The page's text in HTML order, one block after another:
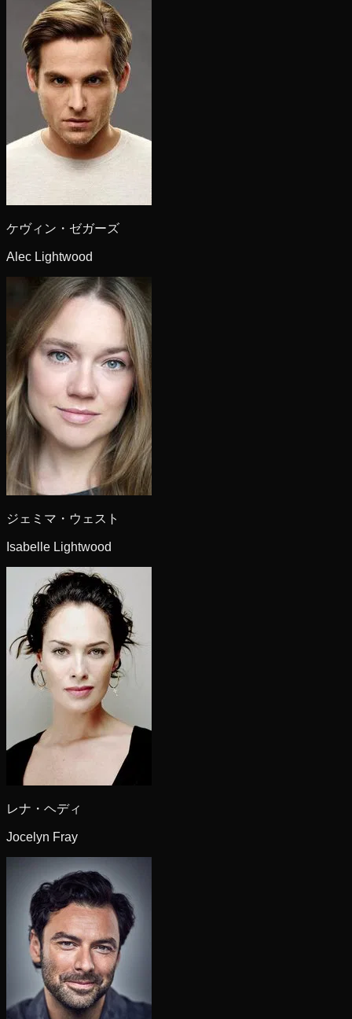
ケヴィン・ゼガーズ
Alec Lightwood
ジェミマ・ウェスト
Isabelle Lightwood
レナ・ヘディ
Jocelyn Fray